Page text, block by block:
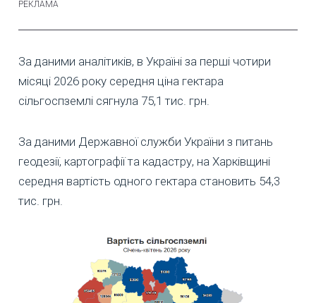
За даними аналітиків, в Україні за перші чотири
місяці 2026 року середня ціна гектара
сільгоспземлі сягнула 75,1 тис. грн.
За даними Державної служби України з питань
геодезії, картографії та кадастру, на Харківщині
середня вартість одного гектара становить 54,3
тис. грн.